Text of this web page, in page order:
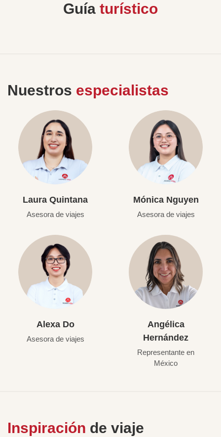
Guía turístico
Nuestros especialistas
Laura Quintana
Asesora de viajes
Mónica Nguyen
Asesora de viajes
Alexa Do
Asesora de viajes
Angélica
Hernández
Representante en
México
Inspiración de viaje